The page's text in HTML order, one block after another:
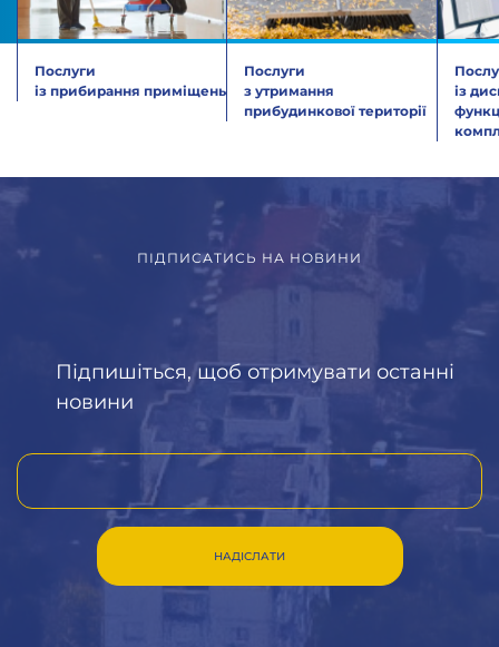
Послуги
із прибирання приміщень
Послуги
з утримання
прибудинкової території
із
ПІДПИСАТИСЬ НА НОВИНИ
Підпишіться, щоб отримувати останні
новини
НАДІСЛАТИ